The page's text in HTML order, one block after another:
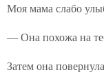
Моя мама слабо
— Она похожа на
Затем она